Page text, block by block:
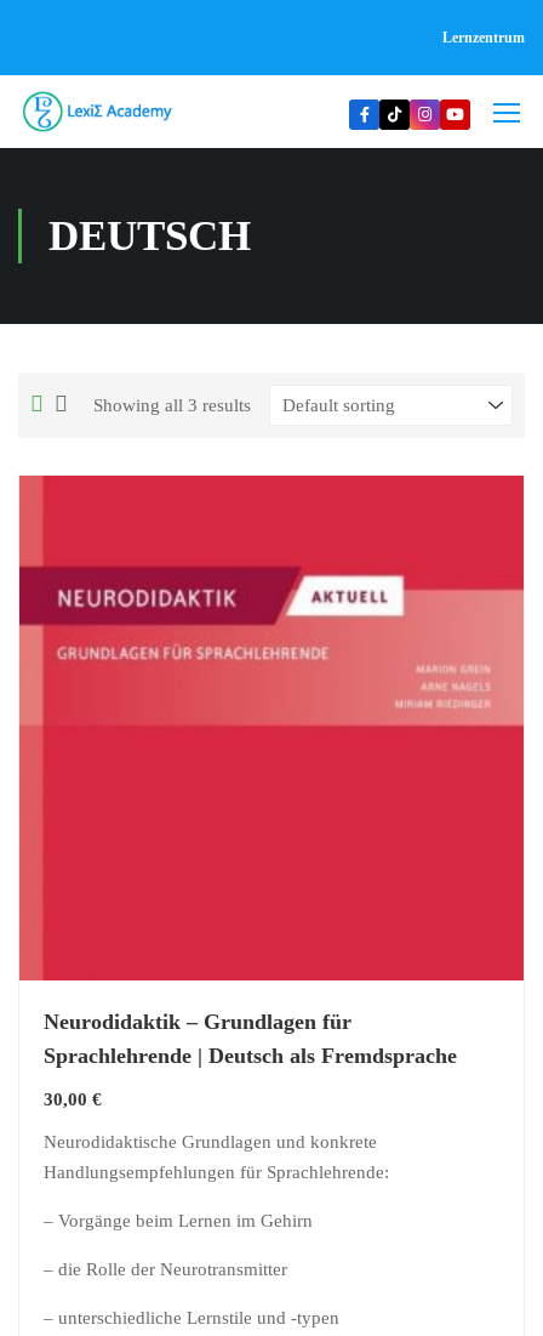
Lernzentrum
DEUTSCH
Showing all 3 results
Neurodidaktik – Grundlagen für
Sprachlehrende | Deutsch als Fremdsprache
30,00 €
Neurodidaktische Grundlagen und konkrete
Handlungsempfehlungen für Sprachlehrende:
– Vorgänge beim Lernen im Gehirn
– die Rolle der Neurotransmitter
– unterschiedliche Lernstile und -typen